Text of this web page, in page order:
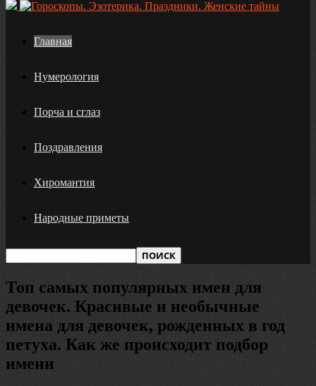
Главная
Нумерология
Порча и сглаз
Поздравления
Хиромантия
Народные приметы
Топ самых популярных имен для
девочек. Красивые и необычные
имена для девочек, рожденных в год
петуха. Как же происходит подбор
имени